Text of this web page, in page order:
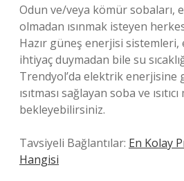
Odun ve/veya kömür sobaları,
olmadan ısınmak isteyen
Hazır güneş enerjisi
ihtiyaç duymadan bile su
Trendyol’da elektrik enerjisine
ısıtması sağlayan soba ve
bekleyebilirsiniz.
Tavsiyeli Bağlantılar: En Kolay
Hangisi